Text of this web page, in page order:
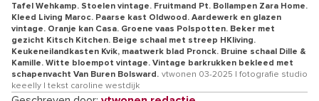
Tafel Wehkamp. Stoelen vintage. Fruitmand Pt. Bollampen Zara Home.
Kleed Living Maroc. Paarse kast Oldwood. Aardewerk en glazen
vintage. Oranje kan Casa. Groene vaas Polspotten. Beker met
gezicht Kitsch Kitchen. Beige schaal met streep HKliving.
Keukeneilandkasten Kvik, maatwerk blad Pronck. Bruine schaal Dille &
Kamille. Witte bloempot vintage. Vintage barkrukken bekleed met
schapenvacht Van Buren Bolsward. vtwonen 03-2025 | fotografie studio
keeelly | tekst caroline westdijk